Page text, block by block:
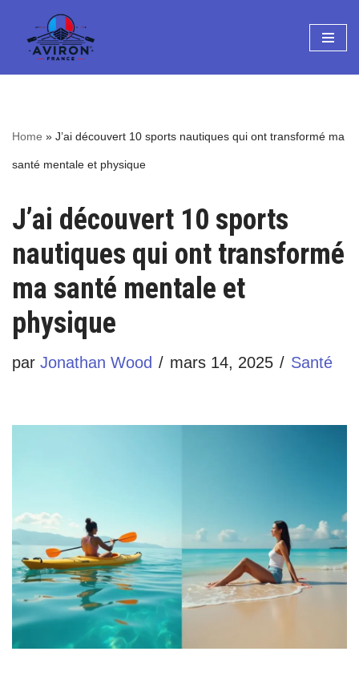
Aller
au
Home » J’ai découvert 10 sports nautiques qui ont transformé ma
santé mentale et physique
J’ai découvert 10 sports
nautiques qui ont transformé
ma santé mentale et
physique
par Jonathan Wood mars 14, 2025 Santé